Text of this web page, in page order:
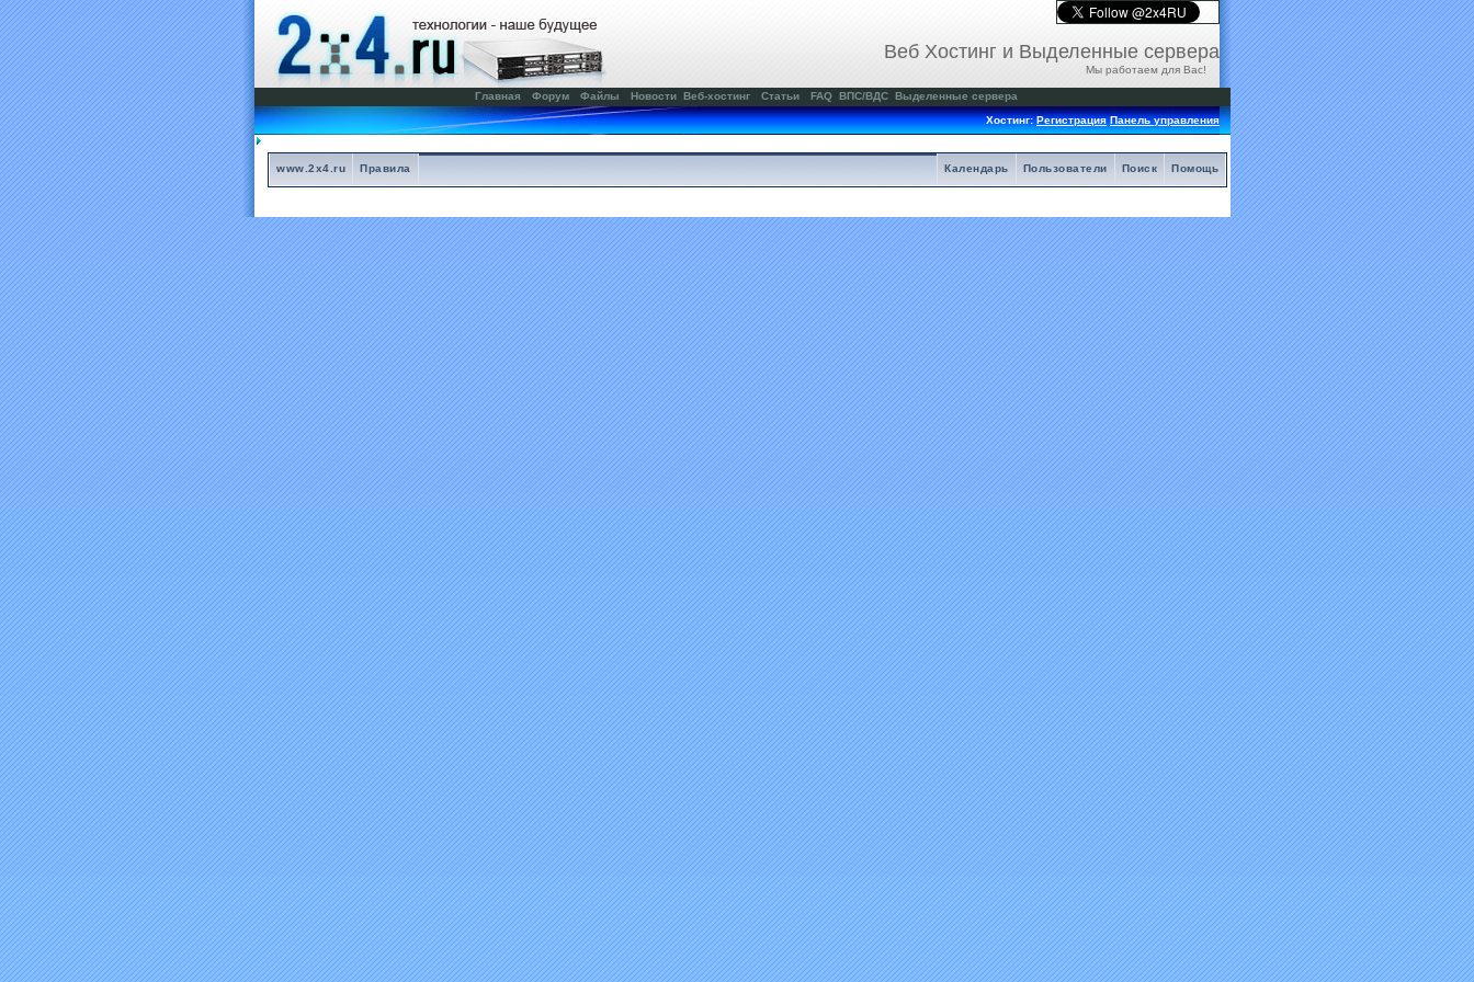
Веб Хостинг и Выделенные сервера
Мы работаем для Вас!
Главная Форум Файлы Новости Веб-хостинг Статьи FAQ ВПС/ВДС Выделенные сервера
Хостинг:Регистрация Панель управления
www.2x4.ru Правила Помощь
Поиск
Пользователи
Календарь